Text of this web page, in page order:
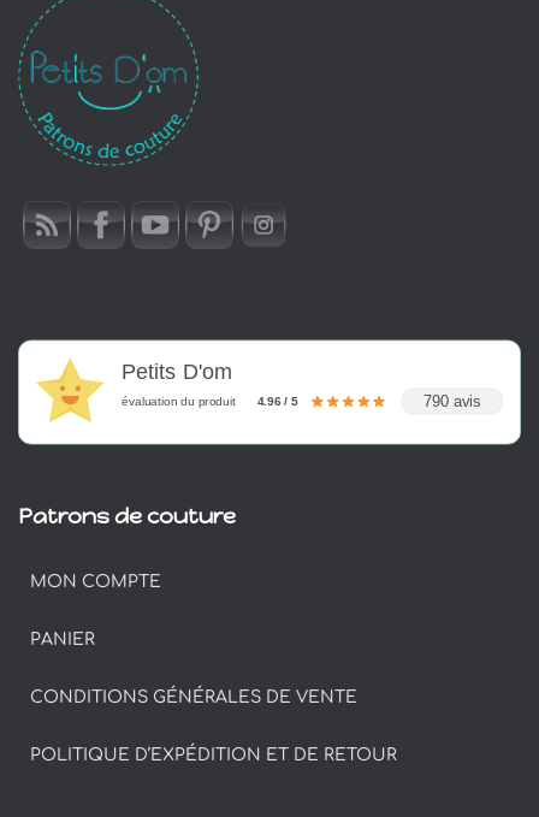
Petits D'om
évaluation du produit 4.96 / 5 790 avis
Patrons de couture
MON COMPTE
PANIER
CONDITIONS GÉNÉRALES DE VENTE
POLITIQUE D’EXPÉDITION ET DE RETOUR